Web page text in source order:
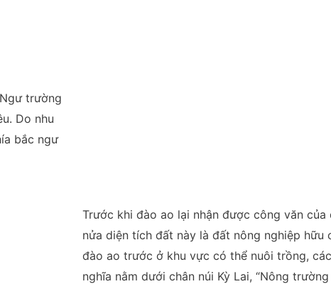
trường
Do nhu
bắc ngư
Trước khi đào ao lại nhận được công văn
nửa diện tích đất này là đất nông nghiệp
đào ao trước ở khu vực có thể nuôi trồng,
nghĩa nằm dưới chân núi Kỳ Lai, “Nông